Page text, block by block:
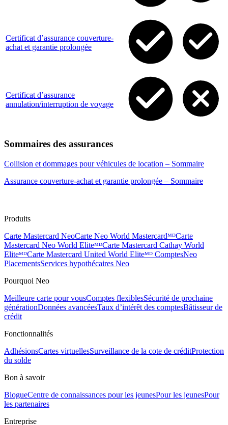
Certificat d’assurance couverture-
achat et garantie prolongée
Certificat d’assurance
annulation/interruption de voyage
Sommaires des assurances
Collision et dommages pour véhicules de location – Sommaire
Assurance couverture-achat et garantie prolongée – Sommaire
Produits
Carte Mastercard NeoCarte Neo World MastercardᴹᴰCarte
Mastercard Neo World EliteᴹᴰCarte Mastercard Cathay World
EliteᴹᴰCarte Mastercard United World Eliteᴹᴰ ComptesNeo
PlacementsServices hypothécaires Neo
Pourquoi Neo
Meilleure carte pour vousComptes flexiblesSécurité de prochaine
générationDonnées avancéesTaux d’intérêt des comptesBâtisseur de
crédit
Fonctionnalités
AdhésionsCartes virtuellesSurveillance de la cote de créditProtection
du solde
Bon à savoir
BlogueCentre de connaissances pour les jeunesPour les jeunesPour
les partenaires
Entreprise